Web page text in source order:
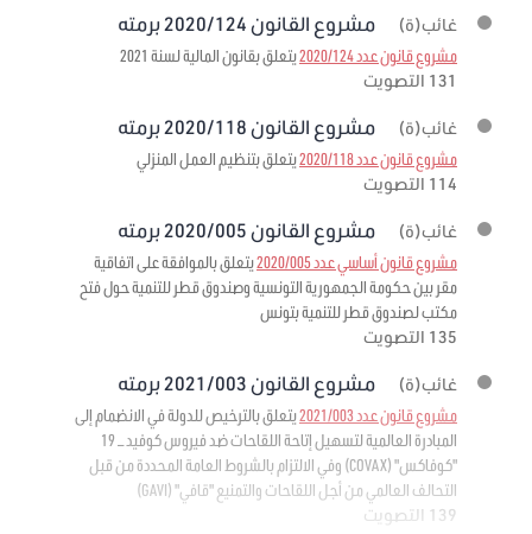
غائب(ة) مشروع القانون 2020/124 برمته
مشروع قانون عدد 2020/124
يتعلق بقانون المالية لسنة 2021
131 التصويت
غائب(ة) مشروع القانون 2020/118 برمته
مشروع قانون عدد 2020/118
يتعلق بتنظيم العمل المنزلي
114 التصويت
غائب(ة) مشروع القانون 2020/005 برمته
مشروع قانون أساسي عدد 2020/005
يتعلق بالموافقة على اتفاقية
مقر بين حكومة الجمهورية التونسية وصندوق قطر للتنمية حول فتح
مكتب لصندوق قطر للتنمية بتونس
135 التصويت
غائب(ة) مشروع القانون 2021/003 برمته
مشروع قانون عدد 2021/003
يتعلق بالترخيص للدولة في الانضمام إلى
المبادرة العالمية لتسهيل إتاحة اللقاحات ضد فيروس كوفيد – 19
"كوفاكس" (COVAX) وفي الالتزام بالشروط العامة المحددة من قبل
التحالف العالمي من أجل اللقاحات والتمنيع "قافي" (GAVI)
139 التصويت